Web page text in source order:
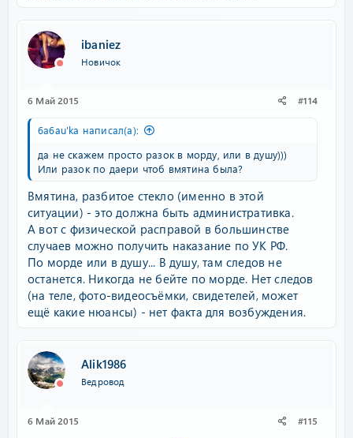
ibaniez
Новичок
6 Май 2015 #114
6a6au'ka написал(а):
да не скажем просто разок в морду, или в душу)))
Или разок по даери чтоб вмятина была?
Вмятина, разбитое стекло (именно в этой
ситуации) - это должна быть административка.
А вот с физической расправой в большинстве
случаев можно получить наказание по УК РФ.
По морде или в душу... В душу, там следов не
останется. Никогда не бейте по морде. Нет следов
(на теле, фото-видеосъёмки, свидетелей, может
ещё какие нюансы) - нет факта для возбуждения.
Alik1986
Ведровод
6 Май 2015 #115